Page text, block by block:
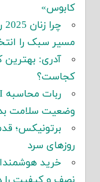
کابوس»
مسیر سبک را
آدری: بهترین
کجاست؟
وضعیت سلامت
برتونیکس؛
روزهای سرد
خرید